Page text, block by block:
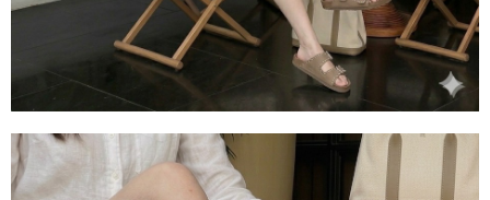
時審查核予不同之上限額度；若仍有額度不足之情形，本公司將視審查結果
請求用戶進行身份認證。
５．嚴禁一人註冊多個帳號或使用他人資訊註冊。若發現惡意使用之情形，
恩沛科技股份有限公司將有權停止該用戶之使用額度並採取法律行動。